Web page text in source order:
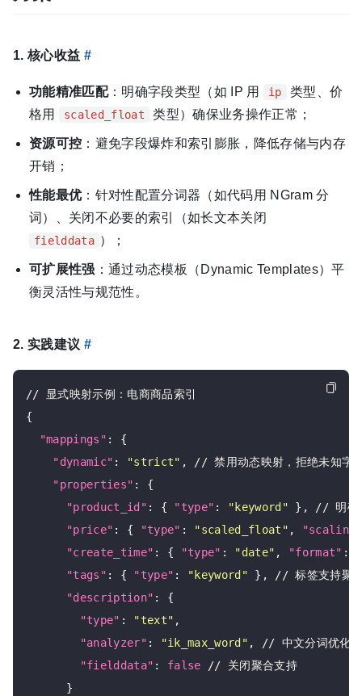
1. 核心收益 #
功能精准匹配：明确字段类型（如 IP 用 ip
类型、价
格用
scaled_float 类型）确保业务操作正常；
资源可控 ：避免字段爆炸和索引膨胀，降低存储与内存
开销；
性能最优：针对性配置分词器（如代码用 NGram 分
词）、关闭不必要的索引（如长文本关闭
fielddata ）；
可扩展性强 ：通过动态模板（Dynamic Templates）平
衡灵活性与规范性。
2. 实践建议 #
// 显式映射示例：电商商品索引
{
"mappings" : {
"dynamic" : "strict" , // 禁用动态映射，拒绝未知字
"properties" : {
"product_id" : { "type" : "keyword" }, // 明确字
"price" : { "type" : "scaled_float" ,
"create_time" : { "type" : "date" , "format" :
"tags" : { "type" : "keyword" }, // 标签支持聚
"description" : {
"type" : "text" ,
"analyzer" : "ik_max_word" , // 中文分词优化
"fielddata" : false // 关闭聚合支持
      }